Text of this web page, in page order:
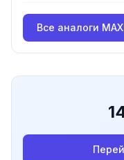
(SMS,
программа
Все аналоги